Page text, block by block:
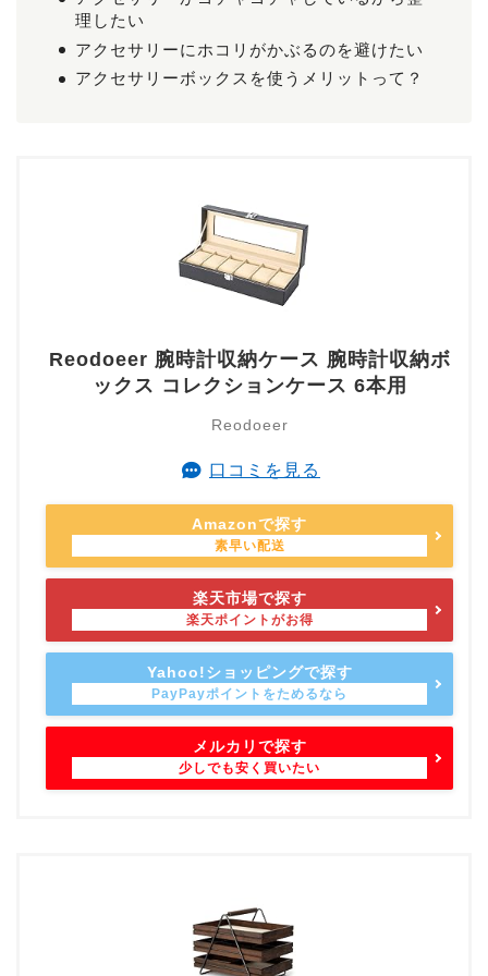
理したい
アクセサリーにホコリがかぶるのを避けたい
アクセサリーボックスを使うメリットって？
Reodoeer 腕時計収納ケース 腕時計収納ボ
ックス コレクションケース 6本用
Reodoeer
口コミを見る
Amazonで探す
楽天市場で探す
Yahoo!ショッピングで探す
メルカリで探す